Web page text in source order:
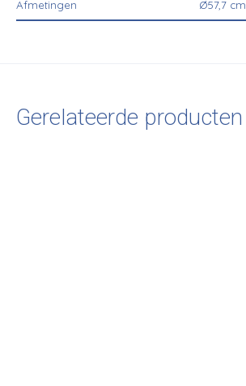
Afmetingen Ø57,7 cm
Gerelateerde producten